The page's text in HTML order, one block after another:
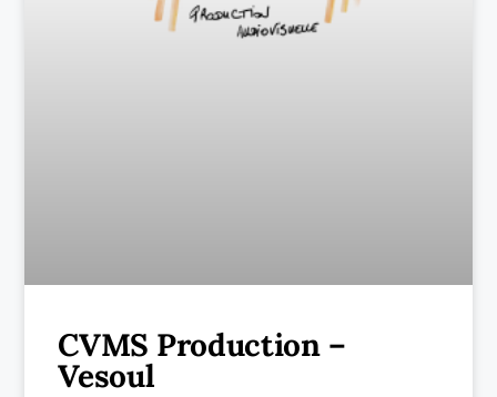
CVMS Production –
Vesoul